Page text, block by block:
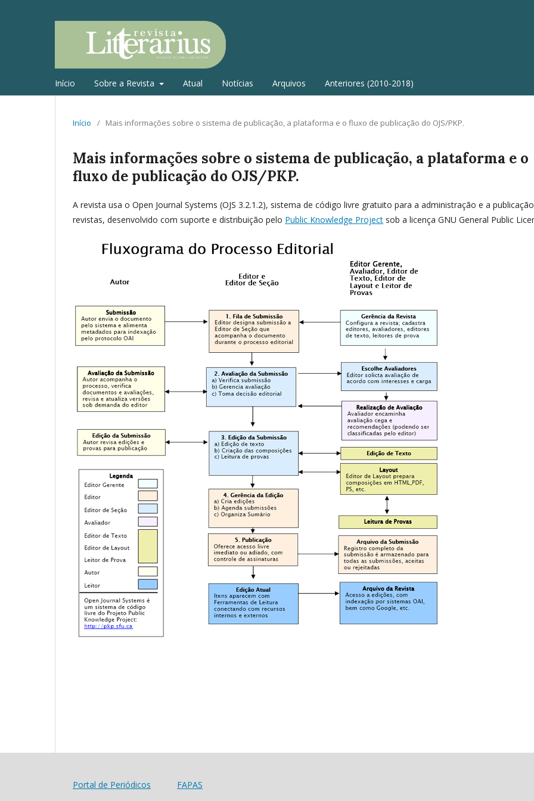
Início Sobre a Revista Atual Notícias Arquivos Anteriores (2010-2018)
Início / Mais informações sobre o sistema de publicação, a plataforma e o fluxo de publicação do OJS/PKP.
Mais informações sobre o sistema de publicação, a plataforma e o
fluxo de publicação do OJS/PKP.
A revista usa o Open Journal Systems (OJS 3.2.1.2), sistema de código livre gratuito para a administração e a
revistas, desenvolvido com suporte e distribuição pelo Public Knowledge Project sob a licença GNU General Public
Portal de Periódicos FAPAS